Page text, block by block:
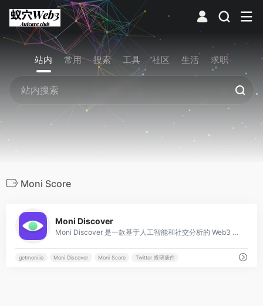
站内 常用 搜索 工具 社区 生活 求职
Moni Score
Moni Discover
Moni Discover 是一款基于人工智能和社交分析的 Web3 项目早研平台，旨在通过实时社交信号帮助投资者在项目爆发前发现“Alpha”机会。
getmoni.io Moni Discover Moni Score Twitter 投研插件